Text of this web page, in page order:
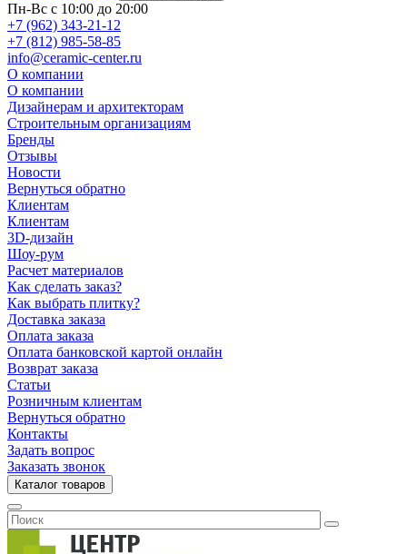
Пн-Вс с 10:00 до 20:00
+7 (962) 343-21-12
+7 (812) 985-58-85
info@ceramic-center.ru
О компании
О компании
Дизайнерам и архитекторам
Строительным организациям
Бренды
Отзывы
Новости
Вернуться обратно
Клиентам
Клиентам
3D-дизайн
Шоу-рум
Расчет материалов
Как сделать заказ?
Как выбрать плитку?
Доставка заказа
Оплата заказа
Оплата банковской картой онлайн
Возврат заказа
Статьи
Розничным клиентам
Вернуться обратно
Контакты
Задать вопрос
Заказать звонок
Каталог товаров